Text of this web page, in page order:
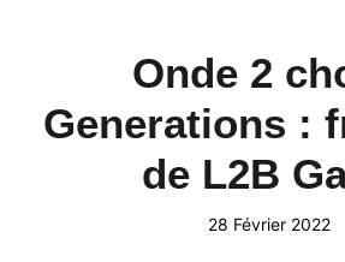
Onde 2
Generations :
de L2B
28 Février 2022